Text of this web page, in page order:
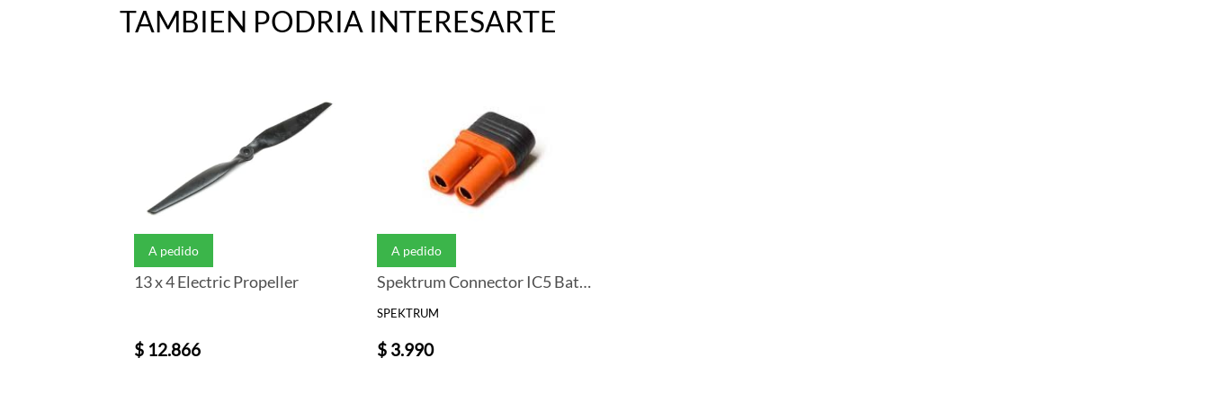
TAMBIEN PODRIA INTERESARTE
A pedido
13 x 4 Electric Propeller
$ 12.866
A pedido
Spektrum Connector IC5 Battery (Granel)(1)
SPEKTRUM
$ 3.990